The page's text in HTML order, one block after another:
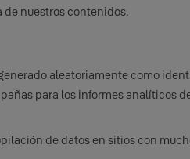
de nuestros contenidos.
aleatoriamente como
para los informes analíticos
de datos en sitios con